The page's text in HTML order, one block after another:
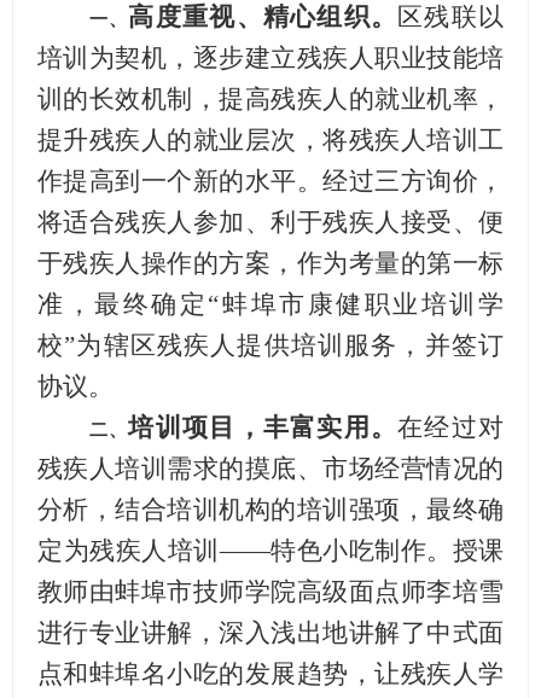
一、 高度重视、精心组织。
区残联以
培训为契机，逐步建立残疾人职业技能培
训的长效机制，提高残疾人 的就业机率 ，
提升残疾人的就业层次 ，将残疾人培训工
作提高到一个新的水平。经过三方询价，
将适合残疾人参加、利于残疾人接受、便
于残疾人操作的方案，作为考量的第一标
准，最终确定 “蚌埠市康健职业培训学
校”为辖区残疾人提供培训服务，并签订
协议。
二、培训项目，丰富实用。在经过对
残疾人培训需求的摸底、市场经营情况的
分析，结合培训机构的培训强项，最终确
定为残疾人培训——特色小吃制作。授课
教师由蚌埠市技师学院高级面点师李培雪
进行专业讲解，深入浅出地讲解了中式面
点和蚌埠名小吃的发展趋势，让残疾人学